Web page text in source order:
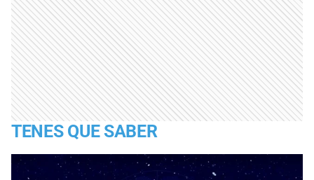
TENES QUE SABER